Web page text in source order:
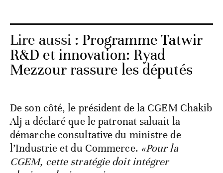
Lire aussi : Programme Tatwir
R&D et innovation: Ryad
Mezzour rassure les députés
De son côté, le président de la CGEM Chakib
Alj a déclaré que le patronat saluait la
démarche consultative du ministre de
l’Industrie et du Commerce. «Pour la
CGEM, cette stratégie doit intégrer